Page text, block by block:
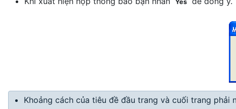
Yes
Khoảng cách của tiêu đề đầu trang và cuối trang